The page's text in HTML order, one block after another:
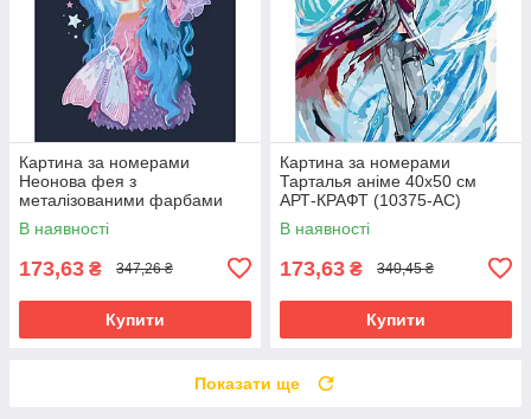
Картина за номерами
Неонова фея з
металізованими фарбами
40х50 см АРТ-КРАФТ (16119-
AC)
В наявності
173,63 ₴ 347,26 ₴
Купити
Картина за номерами
Тарталья аніме 40х50 см
АРТ-КРАФТ (10375-AC)
В наявності
173,63 ₴ 340,45 ₴
Купити
Показати ще